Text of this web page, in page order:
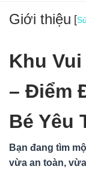
Giới thiệu [
Khu
– Điểm
Bé Yêu
Bạn đang tìm
vừa an toàn,